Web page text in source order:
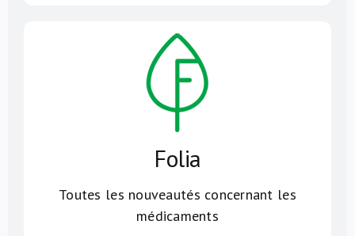
Folia
Toutes les nouveautés concernant les
médicaments